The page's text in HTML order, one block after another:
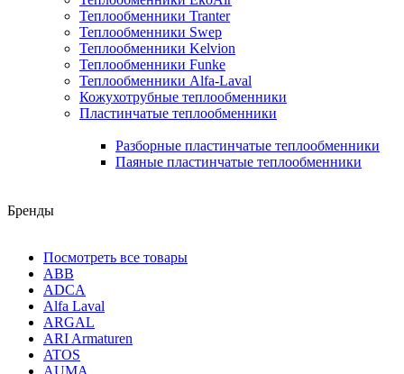
Теплообменники Tranter
Теплообменники Swep
Теплообменники Kelvion
Теплообменники Funke
Теплообменники Alfa-Laval
Кожухотрубные теплообменники
Пластинчатые теплообменники
Разборные пластинчатые теплообменники
Паяные пластинчатые теплообменники
Бренды
Посмотреть все товары
ABB
ADCA
Alfa Laval
ARGAL
ARI Armaturen
ATOS
AUMA